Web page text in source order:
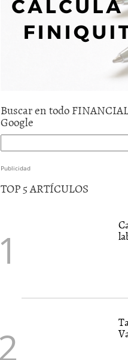
Buscar en todo
Google
Publicidad
TOP 5 ARTÍCULOS